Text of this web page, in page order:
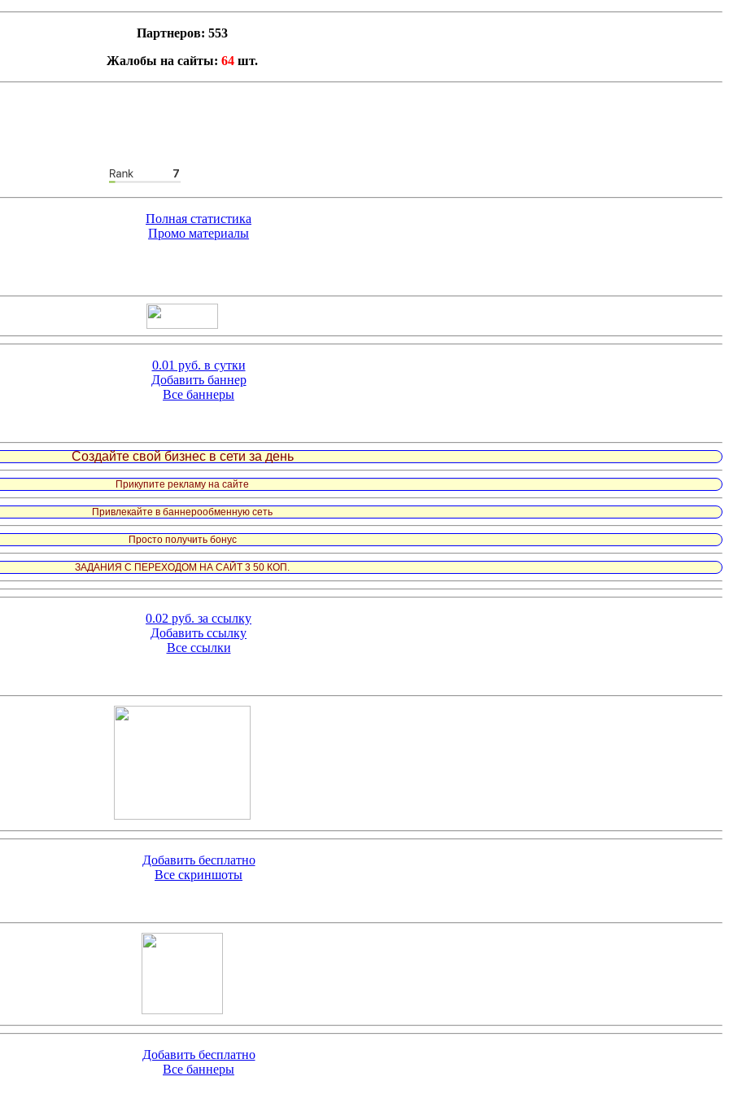
Партнеров: 553
Жалобы на сайты: 64 шт.
Полная статистика
Промо материалы
0.01 руб. в сутки
Добавить баннер
Все баннеры
Создайте свой бизнес в сети за день
Прикупите рекламу на сайте
Привлекайте в баннерообменную сеть
Просто получить бонус
ЗАДАНИЯ С ПЕРЕХОДОМ НА САЙТ 3 50 КОП.
0.02 руб. за ссылку
Добавить ссылку
Все ссылки
Добавить бесплатно
Все скриншоты
Добавить бесплатно
Все баннеры